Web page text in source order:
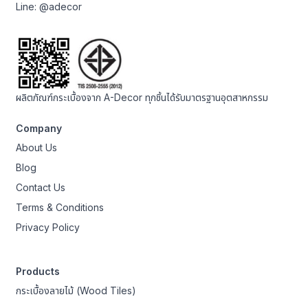
Line:@adecor
ผลิตภัณฑ์กระเบื้องจาก A-Decor ทุกชิ้นได้รับมาตรฐานอุตสาหกรรม
Company
About Us
Blog
Contact Us
Terms & Conditions
Privacy Policy
Products
กระเบื้องลายไม้ (Wood Tiles)